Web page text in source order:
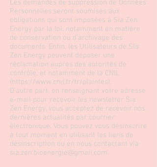
Les demandes de suppression de Données
Personnelles seront soumises aux
obligations qui sont imposées à Sia Zen
Energy par la loi, notamment en matière
de conservation ou d’archivage des
documents. Enfin, les Utilisateurs de SIa
Zen Energy peuvent déposer une
réclamation auprès des autorités de
contrôle, et notamment de la CNIL
(https://www.cnil.fr/fr/plaintes).
D’autre part, en renseignant votre adresse
e-mail pour recevoir les newsletter Sia
Zen Energy, vous acceptez de recevoir nos
dernières actualités par courrier
électronique. Vous pouvez vous désinscrire
à tout moment en utilisant les liens de
désinscription ou en nous contactant via
sia.zen.bioenergie@gmail.com